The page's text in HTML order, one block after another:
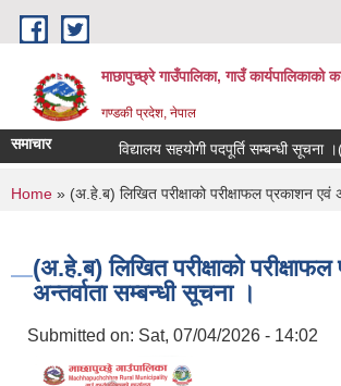
Skip to main content
माछापुच्छ्रे गाउँपालिका, गाउँ कार्यपालिकाको
गण्डकी प्रदेश, नेपाल
समाचार विद्यालय सहयोगी पदपूर्ति सम्बन्धी सूचना
You are here
Home » (अ.हे.ब) लिखित परीक्षाको परीक्षाफल प्रकाशन एवं
(अ.हे.ब) लिखित परीक्षाको
अन्तर्वाता सम्बन्धी सूचना ।
Submitted on: Sat, 07/04/2026 - 14:02